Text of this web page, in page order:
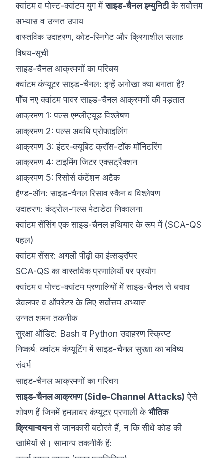
क्वांटम व पोस्ट-क्वांटम युग मेंसाइड-चैनल इम्युनिटीके सर्वोत्तम
अभ्यास व उन्नत उपाय
वास्तविक उदाहरण, कोड-स्निपेट और क्रियाशील सलाह
विषय-सूची
साइड-चैनल आक्रमणों का परिचय
क्वांटम कंप्यूटर साइड-चैनल: इन्हें अनोखा क्या बनाता है?
पाँच नए क्वांटम पावर साइड-चैनल आक्रमणों की पड़ताल
आक्रमण 1: पल्स एम्प्लीट्यूड विश्लेषण
आक्रमण 2: पल्स अवधि प्रोफाइलिंग
आक्रमण 3: इंटर-क्यूबिट क्रॉस-टॉक मॉनिटरिंग
आक्रमण 4: टाइमिंग जिटर एक्सट्रैक्शन
आक्रमण 5: रिसोर्स कंटेंशन अटैक
हैण्ड-ऑन: साइड-चैनल रिसाव स्कैन व विश्लेषण
उदाहरण: कंट्रोल-पल्स मेटाडेटा निकालना
क्वांटम सेंसिंग एक साइड-चैनल हथियार के रूप में (SCA-QS
पहल)
क्वांटम सेंसर: अगली पीढ़ी का ईव्सड्रॉपर
SCA-QS का वास्तविक प्रणालियों पर प्रयोग
क्वांटम व पोस्ट-क्वांटम प्रणालियों में साइड-चैनल से बचाव
डेवलपर व ऑपरेटर के लिए सर्वोत्तम अभ्यास
उन्नत शमन तकनीक
सुरक्षा ऑडिट: Bash व Python उदाहरण स्क्रिप्ट
निष्कर्ष: क्वांटम कंप्यूटिंग में साइड-चैनल सुरक्षा का भविष्य
संदर्भ
साइड-चैनल आक्रमणों का परिचय
साइड-चैनल आक्रमण (Side-Channel Attacks) ऐसे
शोषण हैं जिनमें हमलावर कंप्यूटर प्रणाली केभौतिक
क्रियान्वयनसे जानकारी बटोरते हैं, न कि सीधे कोड की
खामियों से। सामान्य तकनीकें हैं: